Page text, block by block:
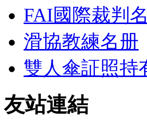
FAI國際裁判
滑協教練名册
雙人傘証照持
友站連結